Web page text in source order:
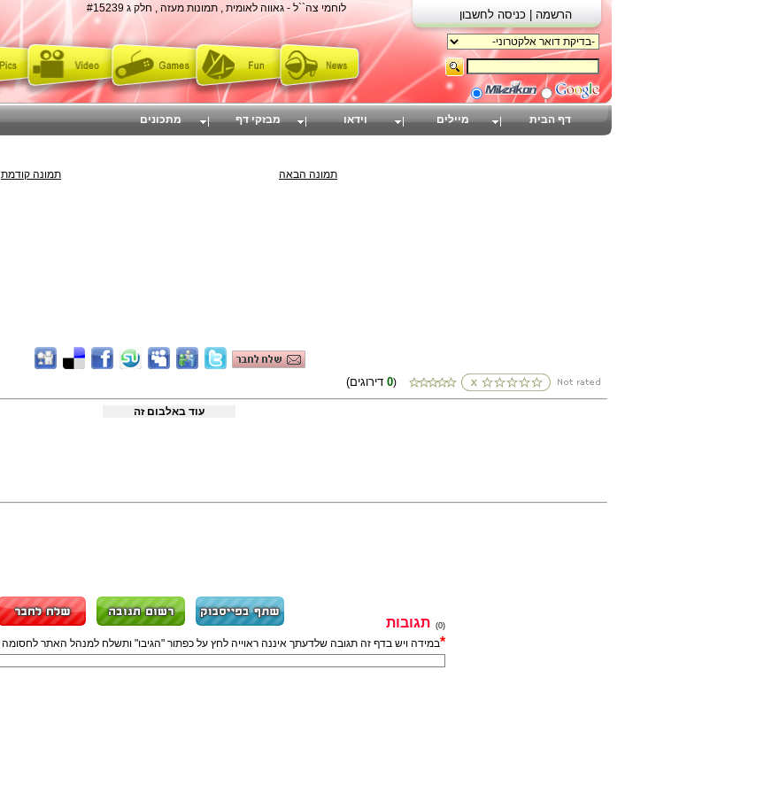
לוחמי צה``ל - גאווה לאומית , תמונות מעזה , חלק ג #15239
תמונה קודמת תמונה הבאה
0)
עוד באלבום זה
(0)
תגובות
*במידה ויש בדף זה תגובה שלדעתך איננה ראוייה לחץ על כפתור "הגיבו" ותשלח למנהל האתר לחסומה
דף הבית מיילים וידאו מבזקי דף מתכונים
הרשמה | כניסה לחשבון